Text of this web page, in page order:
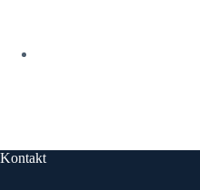
Kontakt